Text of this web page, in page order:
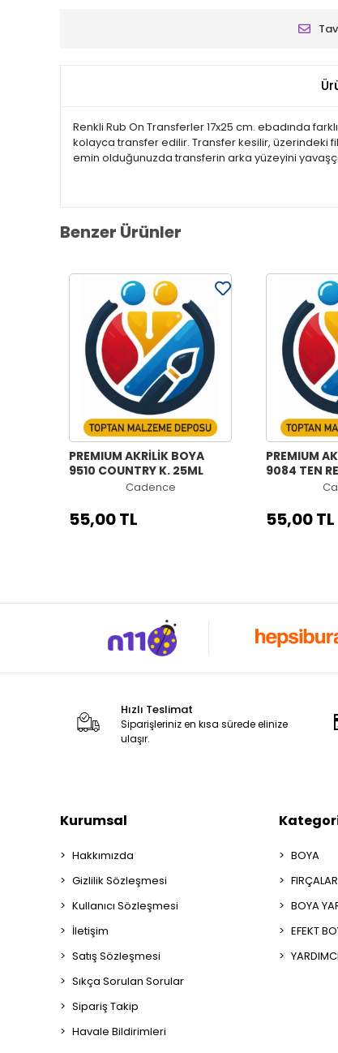
Renkli Rub On Transferler 17x25 cm. ebadında
kolayca transfer edilir. Transfer kesilir, üzerindeki
emin olduğunuzda transferin arka yüzeyini
Benzer Ürünler
PREMIUM AKRİLİK BOYA
9510 COUNTRY K. 25ML
Cadence
55,00 TL
PREMIUM
9084 TEN
55,00 TL
Hızlı Teslimat
Siparişleriniz en kısa sürede elinize
ulaşır.
Kurumsal
Hakkımızda
Gizlilik Sözleşmesi
Kullanıcı Sözleşmesi
İletişim
Satış Sözleşmesi
Sıkça Sorulan Sorular
Sipariş Takip
Havale Bildirimleri
BOYA
FIRÇALAR
BOYA
EFEKT